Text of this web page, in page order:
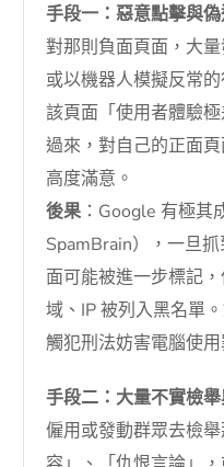
手段一：惡意點擊與
對那則負面頁面，大
或以機器人模擬反常
該頁面「使用者體驗
過來，對自己的正面
高度滿意。
後果 ：Google 有極其
SpamBrain），一旦
面可能被進一步標記
域、IP 被列入黑名單
觸犯刑法妨害電腦使用
手段二：大量不實檢
僱用或發動群眾去檢